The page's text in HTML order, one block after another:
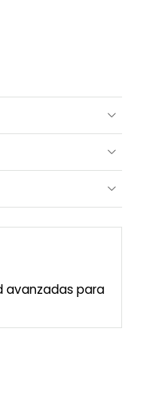
avanzadas para